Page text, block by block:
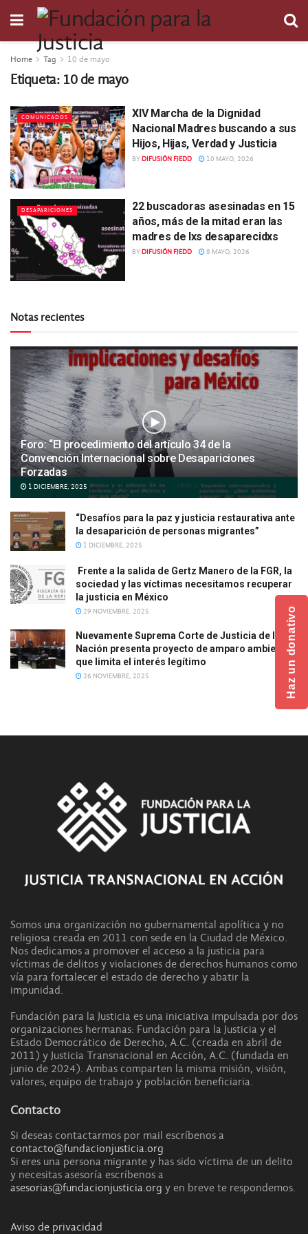
Home Tag 10 de mayo
Etiqueta: 10 de mayo
COMUNICADOS
XIV Marcha de la Dignidad
Nacional Madres buscando a sus
Hijos, Hijas, Verdad y Justicia
BY DIFUSIÓN FJEDD 10 MAYO, 2026
DESAPARICIONES
22 buscadoras asesinadas en 15
años, más de la mitad eran las
madres de lxs desaparecidxs
BY DIFUSIÓN FJEDD 8 MAYO, 2026
Notas recientes
Foro: “El procedimiento del artículo 34 de la
Convención Internacional sobre Desapariciones
Forzadas
1 DICIEMBRE, 2025
“Desafíos para la paz y justicia restaurativa ante
la desaparición de personas migrantes”
1 DICIEMBRE, 2025
Frente a la salida de Gertz Manero de la FGR, la
sociedad y las víctimas necesitamos recuperar
la justicia en México
29 NOVIEMBRE, 2025
Nuevamente Suprema Corte de Justicia de la
Nación presenta proyecto de amparo ambiental
que limita el interés legítimo
26 NOVIEMBRE, 2025
Somos una organización no gubernamental apolítica y no
religiosa creada en 2011 con sede en la Ciudad de México.
Nos dedicamos a promover el acceso a la justicia para
víctimas de delitos y violaciones de derechos humanos como
vía para fortalecer el estado de derecho y abatir la
impunidad.
Fundación para la Justicia es una iniciativa impulsada por dos
organizaciones hermanas: Fundación para la Justicia y el
Estado Democrático de Derecho, A.C. (creada en abril de
2011) y Justicia Transnacional en Acción, A.C. (fundada en
junio de 2024). Ambas comparten la misma misión, visión,
valores, equipo de trabajo y población beneficiaria.
Contacto
Si deseas contactarmos por mail escríbenos a
contacto@fundacionjusticia.org
Si eres una persona migrante y has sido víctima de un delito
y necesitas asesoría escríbenos a
asesorias@fundacionjusticia.org y en breve te respondemos.
Aviso de privacidad
Haz un donativo